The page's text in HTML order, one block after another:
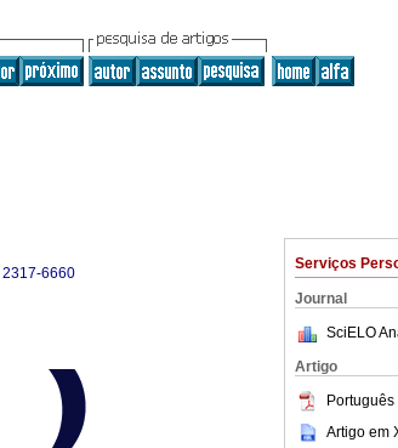
Serviços
Journal
SciELO
Artigo
Português
Artigo em
2317-6660